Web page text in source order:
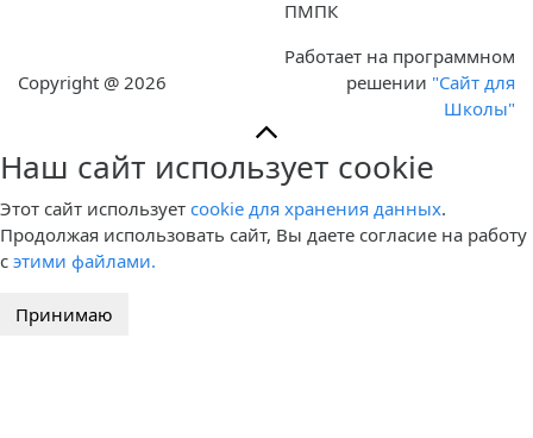
ПМПК
Copyright @ 2026
Работает на программном
решении "Сайт для
Школы"
Наш сайт использует cookie
Этот сайт использует cookie для хранения данных.
Продолжая использовать сайт, Вы даете согласие на работу
с этими файлами.
Принимаю